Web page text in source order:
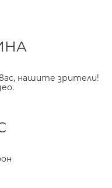
нашите зрители!